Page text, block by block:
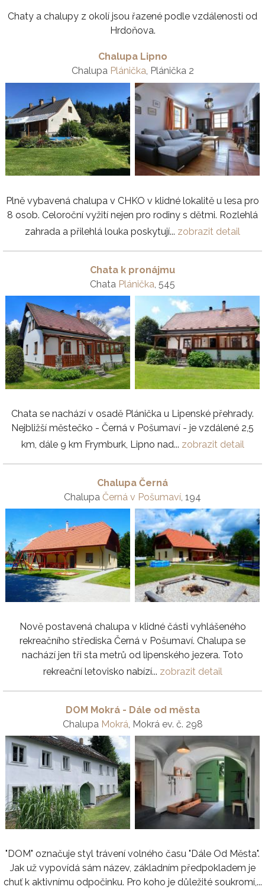
Chaty a chalupy z okolí jsou řazené podle vzdálenosti od
Hrdoňova.
Chalupa Lipno
Chalupa Plánička, Plánička 2
Plně vybavená chalupa v CHKO v klidné lokalitě u lesa pro
8 osob. Celoroční vyžití nejen pro rodiny s dětmi. Rozlehlá
zahrada a přilehlá louka poskytují... zobrazit detail
Chata k pronájmu
Chata Plánička , 545
Chata se nachází v osadě Plánička u Lipenské přehrady.
Nejbližší městečko - Černá v Pošumaví - je vzdálené 2,5
km, dále 9 km Frymburk, Lipno nad... zobrazit detail
Chalupa Černá
Chalupa Černá v Pošumaví , 194
Nově postavená chalupa v klidné části vyhlášeného
rekreačního střediska Černá v Pošumaví. Chalupa se
nachází jen tři sta metrů od lipenského jezera. Toto
rekreační letovisko nabízí... zobrazit detail
DOM Mokrá - Dále od města
Chalupa Mokrá, Mokrá ev. č. 298
"DOM" označuje styl trávení volného času "Dále Od Města".
Jak už vypovídá sám název, základním předpokladem je
chuť k aktivnímu odpočinku. Pro koho je důležité soukromí,...